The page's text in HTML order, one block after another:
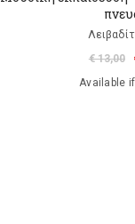
€ 13,00
Available